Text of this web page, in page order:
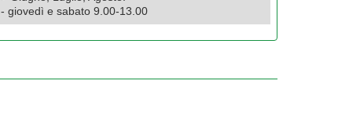
- giovedì e sabato 9.00-13.00